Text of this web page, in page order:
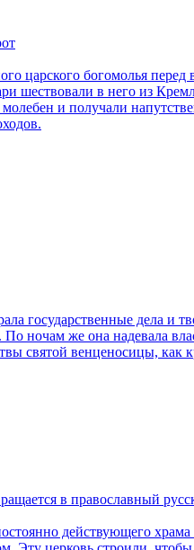
царского богомолья
шествовали в него из
и получали
государственные дела и
ночам же она надевала
святой венценосицы, как
в православный
действующего